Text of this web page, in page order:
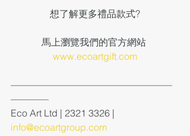
想了解更多禮品款式?
馬上瀏覽我們的官方網站
www.ecoartgift.com
—————————————————
————
Eco Art Ltd | 2321 3326 |
info@ecoartgroup.com